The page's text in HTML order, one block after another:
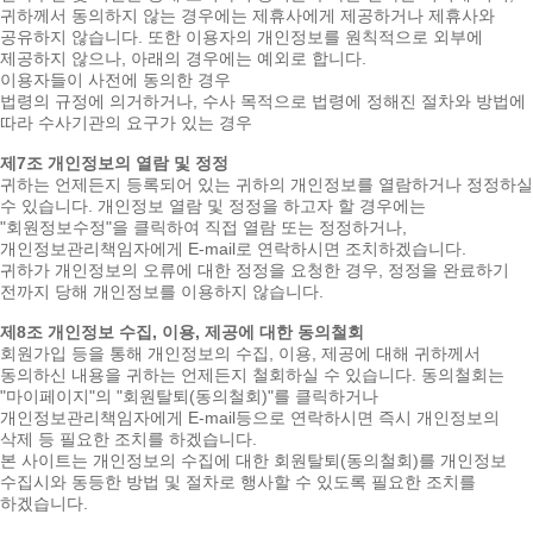
귀하께서 동의하지 않는 경우에는 제휴사에게 제공하거나 제휴사와
공유하지 않습니다. 또한 이용자의 개인정보를 원칙적으로 외부에
제공하지 않으나, 아래의 경우에는 예외로 합니다.
이용자들이 사전에 동의한 경우
법령의 규정에 의거하거나, 수사 목적으로 법령에 정해진 절차와 방법에
따라 수사기관의 요구가 있는 경우
제7조 개인정보의 열람 및 정정
귀하는 언제든지 등록되어 있는 귀하의 개인정보를 열람하거나 정정하실
수 있습니다. 개인정보 열람 및 정정을 하고자 할 경우에는
"회원정보수정"을 클릭하여 직접 열람 또는 정정하거나,
개인정보관리책임자에게 E-mail로 연락하시면 조치하겠습니다.
귀하가 개인정보의 오류에 대한 정정을 요청한 경우, 정정을 완료하기
전까지 당해 개인정보를 이용하지 않습니다.
제8조 개인정보 수집, 이용, 제공에 대한 동의철회
회원가입 등을 통해 개인정보의 수집, 이용, 제공에 대해 귀하께서
동의하신 내용을 귀하는 언제든지 철회하실 수 있습니다. 동의철회는
"마이페이지"의 "회원탈퇴(동의철회)"를 클릭하거나
개인정보관리책임자에게 E-mail등으로 연락하시면 즉시 개인정보의
삭제 등 필요한 조치를 하겠습니다.
본 사이트는 개인정보의 수집에 대한 회원탈퇴(동의철회)를 개인정보
수집시와 동등한 방법 및 절차로 행사할 수 있도록 필요한 조치를
하겠습니다.